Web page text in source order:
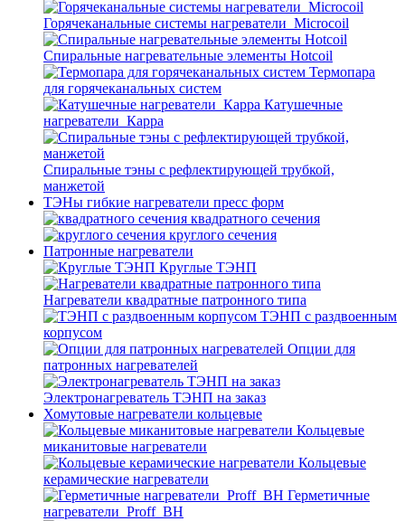
Горячеканальные системы нагреватели_Microcoil
Спиральные нагревательные элементы Hotcoil
Термопара
для горячеканальных систем
Катушечные
нагреватели_Карра
Спиральные тэны с рефлектирующей трубкой,
манжетой
ТЭНы гибкие нагреватели пресс форм
квадратного сечения
круглого сечения
Патронные нагреватели
Круглые ТЭНП
Нагреватели квадратные патронного типа
ТЭНП с раздвоенным
корпусом
Опции для
патронных нагревателей
Электронагреватель ТЭНП на заказ
Хомутовые нагреватели кольцевые
Кольцевые
миканитовые нагреватели
Кольцевые
керамические нагреватели
Герметичные
нагреватели_Proff_BH